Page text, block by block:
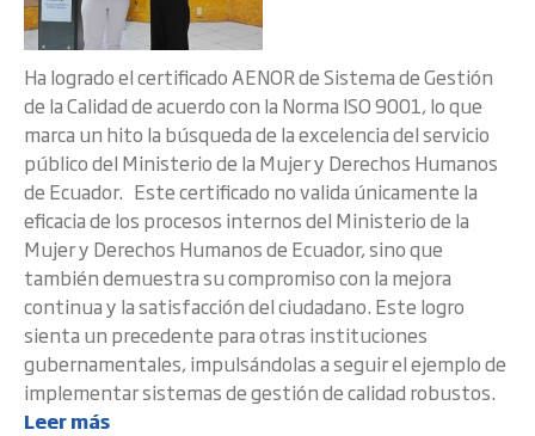
Ha logrado el certificado AENOR de Sistema de Gestión
de la Calidad de acuerdo con la Norma ISO 9001, lo que
marca un hito la búsqueda de la excelencia del servicio
público del Ministerio de la Mujer y Derechos Humanos
de Ecuador. Este certificado no valida únicamente la
eficacia de los procesos internos del Ministerio de la
Mujer y Derechos Humanos de Ecuador, sino que
también demuestra su compromiso con la mejora
continua y la satisfacción del ciudadano. Este logro
sienta un precedente para otras instituciones
gubernamentales, impulsándolas a seguir el ejemplo de
implementar sistemas de gestión de calidad robustos.
Leer más